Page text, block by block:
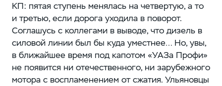
КП: пятая ступень менялась на четвертую, а то
и третью, если дорога уходила в поворот.
Соглашусь с коллегами в выводе, что дизель в
силовой линии был бы куда уместнее… Но, увы,
в ближайшее время под капотом «УАЗа Профи»
не появится ни отечественного, ни зарубежного
мотора с воспламенением от сжатия. Ульяновцы